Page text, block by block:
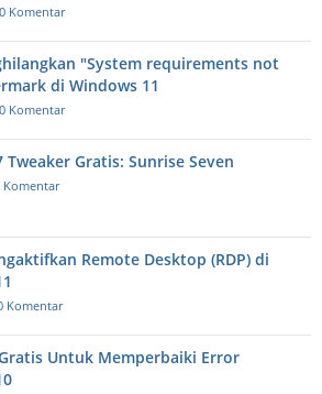
0 Komentar
"System requirements not
di Windows 11
0 Komentar
Tweaker Gratis: Sunrise Seven
Komentar
Remote Desktop (RDP) di
Komentar
Untuk Memperbaiki Error